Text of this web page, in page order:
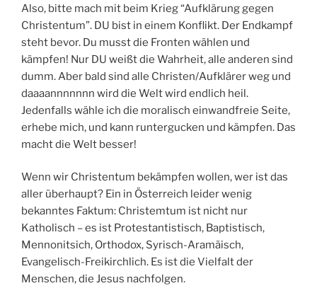
Also, bitte mach mit beim Krieg “Aufklärung gegen
Christentum”. DU bist in einem Konflikt. Der Endkampf
steht bevor. Du musst die Fronten wählen und
kämpfen! Nur DU weißt die Wahrheit, alle anderen sind
dumm. Aber bald sind alle Christen/Aufklärer weg und
daaaannnnnnn wird die Welt wird endlich heil.
Jedenfalls wähle ich die moralisch einwandfreie Seite,
erhebe mich, und kann runtergucken und kämpfen. Das
macht die Welt besser!
Wenn wir Christentum bekämpfen wollen, wer ist das
aller überhaupt? Ein in Österreich leider wenig
bekanntes Faktum: Christemtum ist nicht nur
Katholisch – es ist Protestantistisch, Baptistisch,
Mennonitsich, Orthodox, Syrisch-Aramäisch,
Evangelisch-Freikirchlich. Es ist die Vielfalt der
Menschen, die Jesus nachfolgen.